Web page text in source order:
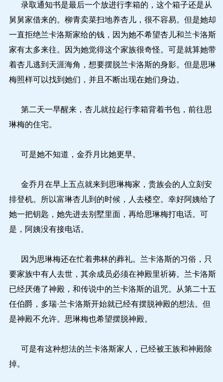
录取通知书是最后一个放进行李箱的，这个箱子还是从
舅舅家借来的。柳青卖菜扫地养杏儿，很不容易。但是她却
一直拒绝兰卡洛斯家给的钱，因为她不希望杏儿和兰卡洛斯
家有太多来往。因为她觉得这个家族很奇怪。可是就算她带
着杏儿逃到天涯海角，想要摆脱兰卡洛斯的身影。但是思琳
梅照样可以找到她们，并且不断出现在她们身边。
第二天一早醒来，杏儿就拉起行李箱背着书包，前往思
琳梅的住宅。
可是她不知道，金乔月比她更早。
金乔月在早上五点就来到思琳梅家，贵族会的人立刻安
排登机。所以富琳杏儿到的时候，人去楼空。幸好阿姨给了
她一把钥匙，她先进去别墅里面，再给思琳梅打电话。可
是，阿姨没有接电话。
因为思琳梅还在忙着弗林的葬礼。兰卡洛斯的习俗，只
要家族中有人去世，其余成员必须在神殿里祈祷。兰卡洛斯
已经厌倦了神殿，和传说中的兰卡洛斯的诅咒。从第二十五
任伯爵，多瑞·兰卡洛斯开始就已经有摆脱神殿的想法。但
是神殿不允许。思琳梅也希望摆脱神殿。
可是有这种想法的兰卡洛斯家人，已经被王族和神殿除
掉。